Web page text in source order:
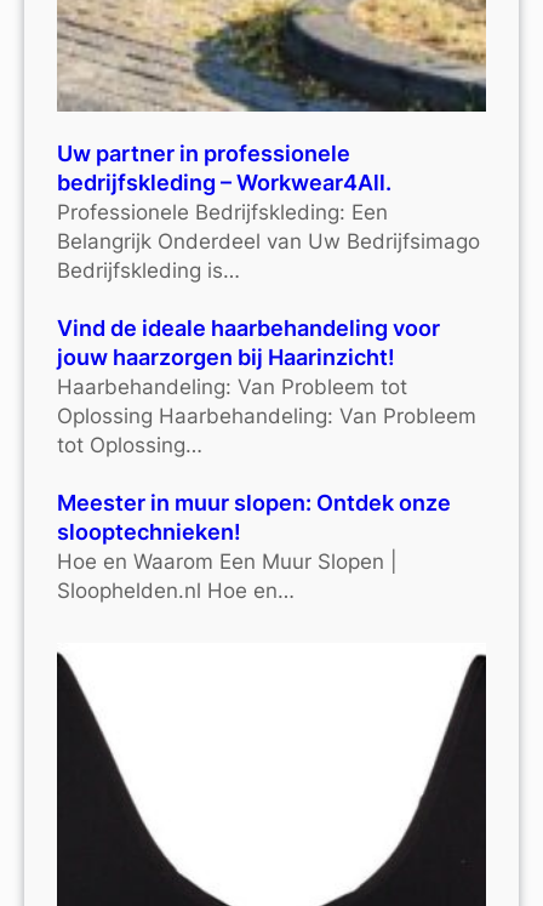
Uw partner in professionele
bedrijfskleding – Workwear4All.
Professionele Bedrijfskleding: Een
Belangrijk Onderdeel van Uw Bedrijfsimago
Bedrijfskleding is…
Vind de ideale haarbehandeling voor
jouw haarzorgen bij Haarinzicht!
Haarbehandeling: Van Probleem tot
Oplossing Haarbehandeling: Van Probleem
tot Oplossing…
Meester in muur slopen: Ontdek onze
slooptechnieken!
Hoe en Waarom Een Muur Slopen |
Sloophelden.nl Hoe en…